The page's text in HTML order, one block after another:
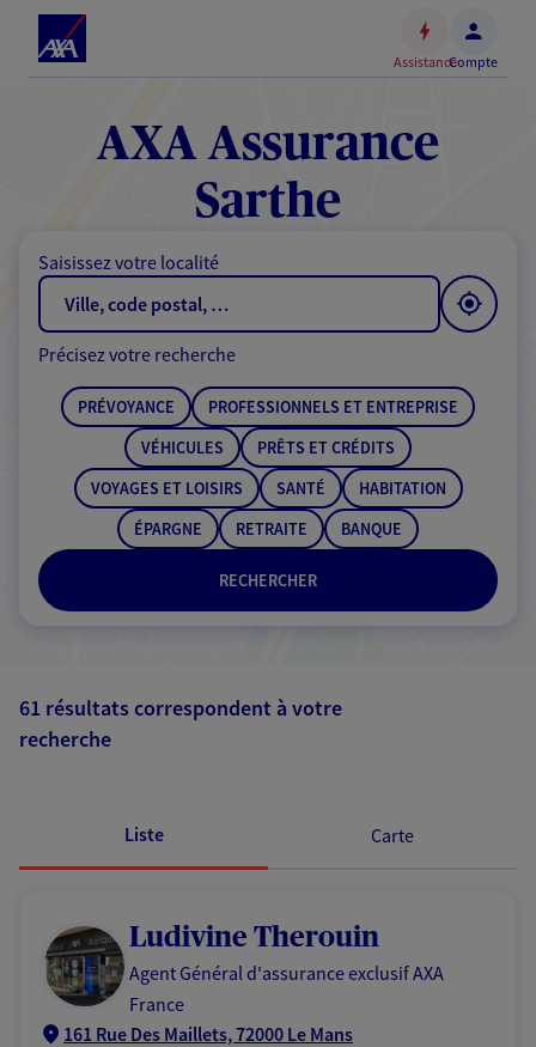
Accéder
contenu
principal
Accéder
au
de
AssistanceCompte
AXA Assurance
Sarthe
Saisissez votre localité
RECHERCHER
Précisez votre recherche
PRÉVOYANCE
PROFESSIONNELS ET ENTREPRISE
VÉHICULES
PRÊTS ET CRÉDITS
VOYAGES ET LOISIRS
SANTÉ
HABITATION
ÉPARGNE
RETRAITE BANQUE
61 résultats correspondent à votre
recherche
Liste Carte
Ludivine Therouin
Agent Général d'assurance exclusif AXA
France
161 Rue Des Maillets, 72000 Le Mans